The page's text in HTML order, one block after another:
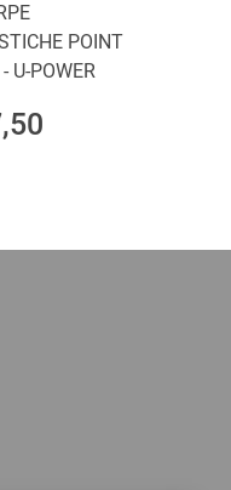
POINT
U-POWER